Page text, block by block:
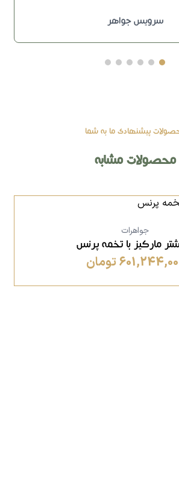
سرویس جواهر
پیشنهادی ما به شما
محصولات مشابه
جواهرات
مارکیز با تخمه پرنس
تومان